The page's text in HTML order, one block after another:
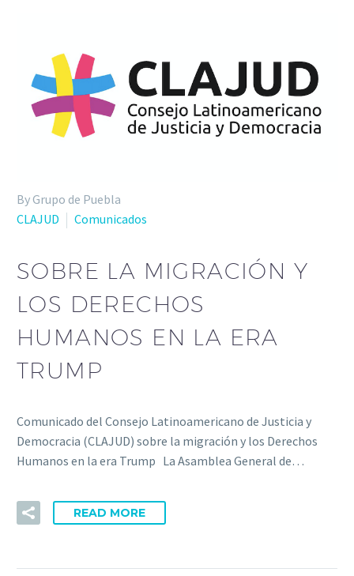
By Grupo de Puebla
CLAJUD
Comunicados
SOBRE LA MIGRACIÓN Y
LOS DERECHOS
HUMANOS EN LA ERA
TRUMP
Comunicado del Consejo Latinoamericano de Justicia y
Democracia (CLAJUD) sobre la migración y los Derechos
Humanos en la era Trump La Asamblea General de…
READ MORE